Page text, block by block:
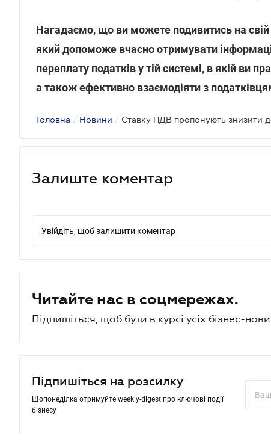
Нагадаємо, що ви можете подивитись на свій
який допоможе вчасно отримувати
переплату податків у тій системі, в якій ви
а також ефективно взаємодіяти з
Головна / Новини / Ставку ПДВ пропонують знизити
Залиште коментар
Увійдіть, щоб залишити коментар
Читайте нас в соцмережах.
Підпишіться, щоб бути в курсі усіх бізнес-
Підпишіться на розсилку
Щопонеділка отримуйте weekly-digest про ключові події
бізнесу